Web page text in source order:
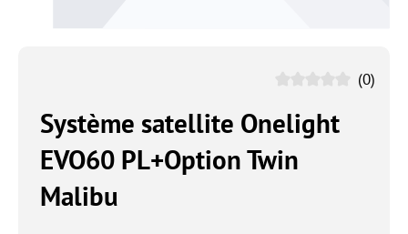
(0)
Système satellite Onelight
EVO60 PL+Option Twin
Malibu